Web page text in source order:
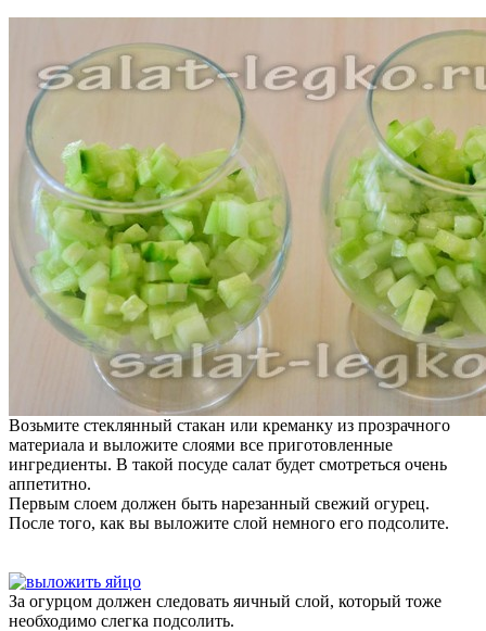
Возьмите стеклянный стакан или креманку из прозрачного
материала и выложите слоями все приготовленные
ингредиенты. В такой посуде салат будет смотреться очень
аппетитно.
Первым слоем должен быть нарезанный свежий огурец.
После того, как вы выложите слой немного его подсолите.
За огурцом должен следовать яичный слой, который тоже
необходимо слегка подсолить.